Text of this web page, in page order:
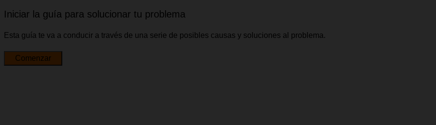
Iniciar la guía para solucionar tu problema
Esta guía te va a conducir a través de una serie de posibles causas y soluciones al problema.
Comenzar